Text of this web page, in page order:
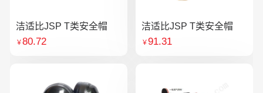
洁适比JSP T类安全帽
￥80.72
洁适比JSP T类安全帽
￥91.31